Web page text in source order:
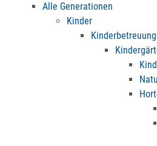
Alle Generationen
Kinder
Kinderbetreuung